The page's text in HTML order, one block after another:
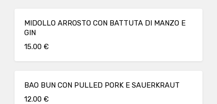
MIDOLLO ARROSTO CON BATTUTA DI MANZO E
GIN
15.00 €
BAO BUN CON PULLED PORK E SAUERKRAUT
12.00 €